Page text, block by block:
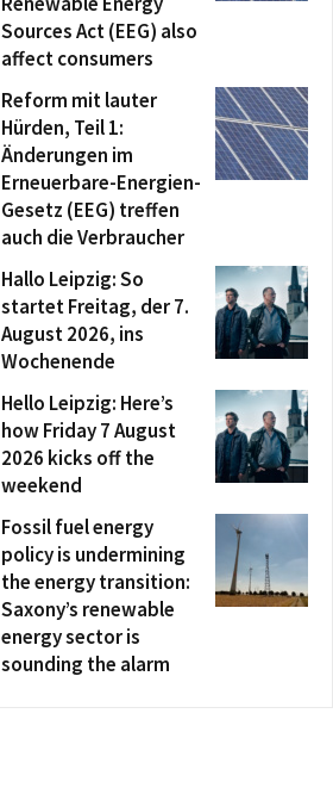
Sources Act (EEG) also
affect consumers
Reform mit lauter
Hürden, Teil 1:
Änderungen im
Erneuerbare-Energien-
Gesetz (EEG) treffen
auch die Verbraucher
Hallo Leipzig: So
startet Freitag, der 7.
August 2026, ins
Wochenende
Hello Leipzig: Here’s
how Friday 7 August
2026 kicks off the
weekend
Fossil fuel energy
policy is undermining
the energy transition:
Saxony’s renewable
energy sector is
sounding the alarm